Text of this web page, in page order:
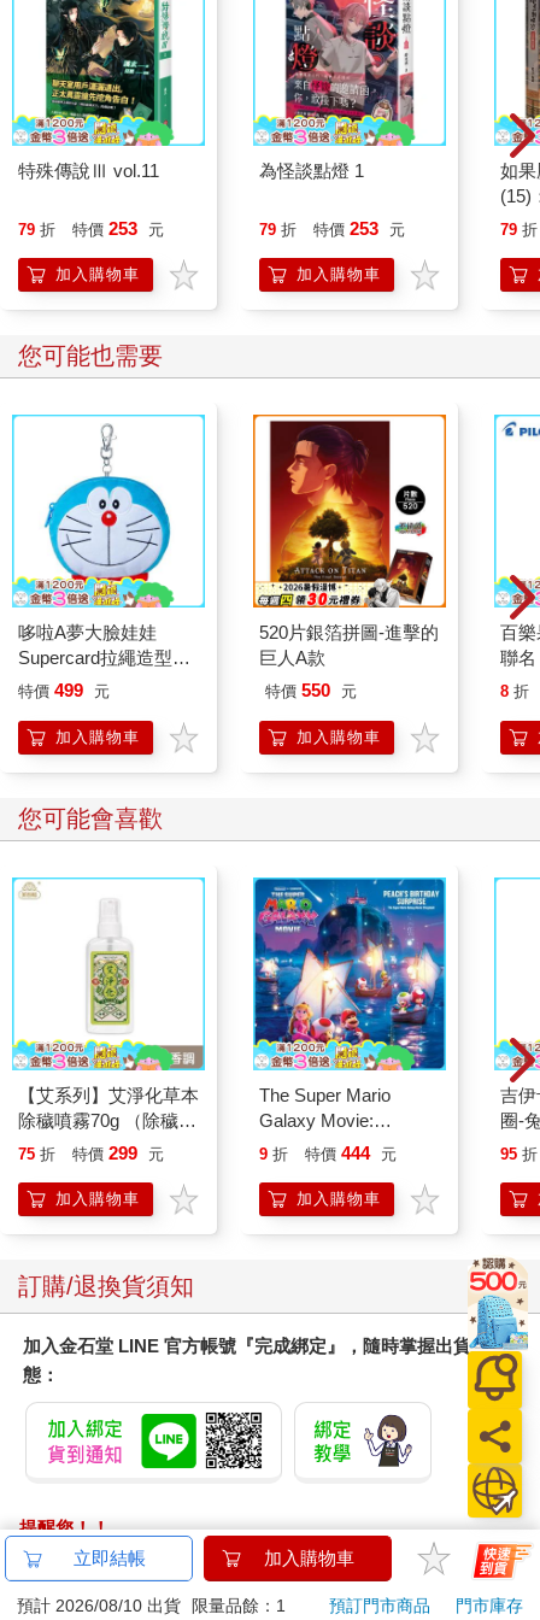
特殊傳說Ⅲ vol.11
79 折 特價 253 元
加入購物車
為怪談點燈 1
79 折 特價 253 元
加入購物車
如
(15)
貓
79 折
您可能也需要
哆啦A夢大臉娃娃
Supercard拉繩造型悠
遊卡【受託代銷】
特價 499 元
加入購物車
520片銀箔拼圖-進擊的
巨人A款
特價 550 元
加入購物車
百
聯
8 折
您可能會喜歡
【艾系列】艾淨化草本
除穢噴霧70g （除穢/
平安/淨化/艾草/芙蓉/
另有多瓶組優惠賣場
75 折 特價 299 元
加入購物車
The Super Mario
Galaxy Movie:
Peach`s Birthday
Mario Galaxy Movie
Storybook
9 折 特價 444 元
加入購物車
吉伊卡哇
圈-
95 折
訂購/退換貨須知
加入金石堂 LINE 官方帳號『完成綁定』，隨時掌握出貨動
態：
提醒您！！
金石堂及銀行均不會請您操作ATM! 如接獲電話要求您前往
ATM提款機，請不要聽從指示，以免受騙上當！
立即結帳 加入購物車
預計 2026/08/10 出貨 限量品餘：1 預訂門市商品
門市庫存